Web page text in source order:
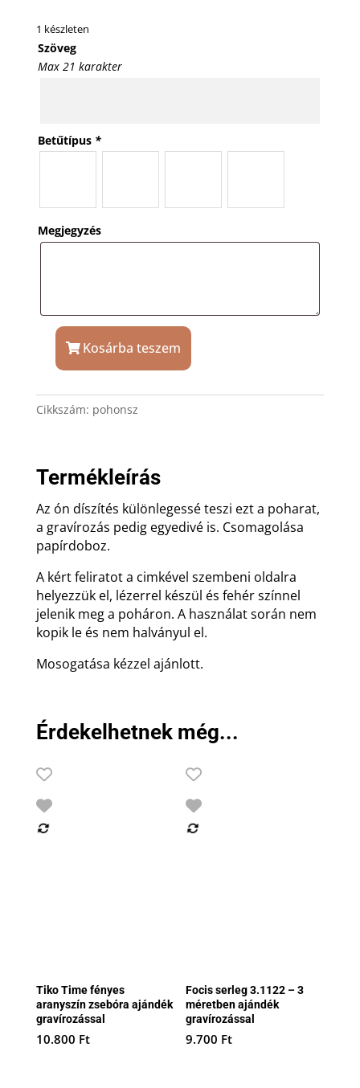
1 készleten
Szöveg
Max 21 karakter
Betűtípus *
Megjegyzés
Borospohár
Boldog
Születésnapot
mennyiség
Kosárba teszem
Cikkszám: pohonsz
Termékleírás
Az ón díszítés különlegessé teszi ezt a poharat,
a gravírozás pedig egyedivé is. Csomagolása
papírdoboz.
A kért feliratot a cimkével szembeni oldalra
helyezzük el, lézerrel készül és fehér színnel
jelenik meg a poháron. A használat során nem
kopik le és nem halványul el.
Mosogatása kézzel ajánlott.
Érdekelhetnek még...
Tiko Time fényes
aranyszín zsebóra ajándék
gravírozással
10.800 Ft
Focis serleg 3.1122 – 3
méretben ajándék
gravírozással
9.700 Ft